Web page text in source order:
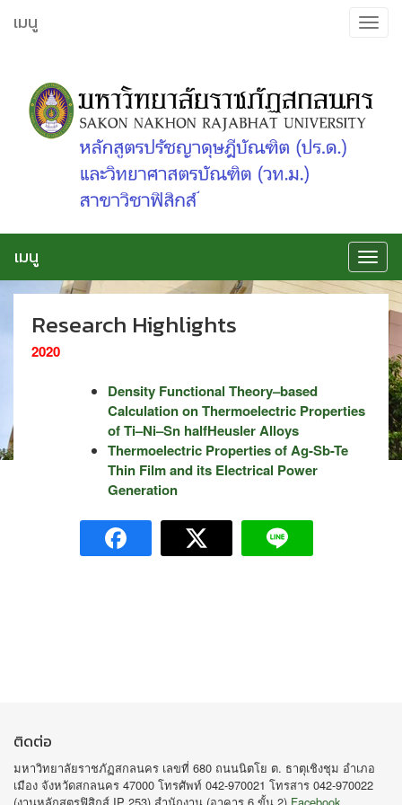
ไป
Toggle
เมนู
Toggle
เมนู
Research Highlights
2020
Density Functional Theory–based
Calculation onThermoelectric Properties
of Ti–Ni–Sn halfHeusler Alloys
Thermoelectric Properties of Ag-Sb-Te
Thin Film and its Electrical Power
Generation
ติดต่อ
มหาวิทยาลัยราชภัฏสกลนคร เลขที่ 680 ถนนนิตโย ต. ธาตุเชิงชุม อำเภอ
เมือง จังหวัดสกลนคร 47000 โทรศัพท์ 042-970021 โทรสาร 042-970022